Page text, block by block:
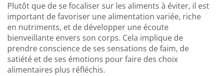
Plutôt que de se focaliser sur les aliments à éviter, il est
important de favoriser une alimentation variée, riche
en nutriments, et de développer une écoute
bienveillante envers son corps. Cela implique de
prendre conscience de ses sensations de faim, de
satiété et de ses émotions pour faire des choix
alimentaires plus réfléchis.